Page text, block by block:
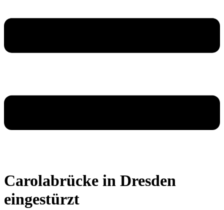
Carolabrücke in Dresden
eingestürzt